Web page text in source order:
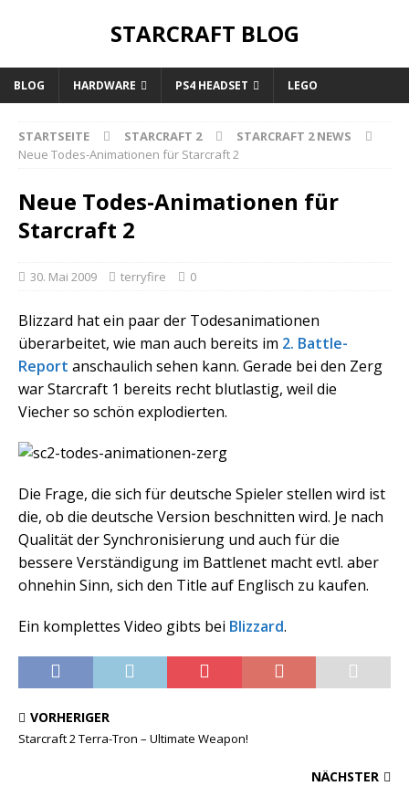
STARCRAFT BLOG
BLOG HARDWARE PS4 HEADSET LEGO
STARTSEITE STARCRAFT 2
STARCRAFT 2 NEWS
Neue Todes-Animationen für Starcraft 2
Neue Todes-Animationen für
Starcraft 2
30. Mai 2009 terryfire 0
Blizzard hat ein paar der Todesanimationen
überarbeitet, wie man auch bereits im 2. Battle-
Report anschaulich sehen kann. Gerade bei den Zerg
war Starcraft 1 bereits recht blutlastig, weil die
Viecher so schön explodierten.
Die Frage, die sich für deutsche Spieler stellen wird ist
die, ob die deutsche Version beschnitten wird. Je nach
Qualität der Synchronisierung und auch für die
bessere Verständigung im Battlenet macht evtl. aber
ohnehin Sinn, sich den Title auf Englisch zu kaufen.
Ein komplettes Video gibts bei Blizzard.
VORHERIGER
Starcraft 2 Terra-Tron – Ultimate Weapon!
NÄCHSTER